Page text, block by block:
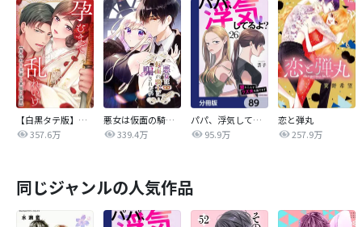
【白黒タテ版】孕むまで乱れいけ～身代わり花嫁と軍服の猛愛
357.6万
悪女は仮面の騎士に騙されない
339.4万
パパ、浮気してるよ？娘と二人でクズ夫を捨てます【分冊版】
95.9万
恋と弾丸
257.9万
同じジャンルの人気作品